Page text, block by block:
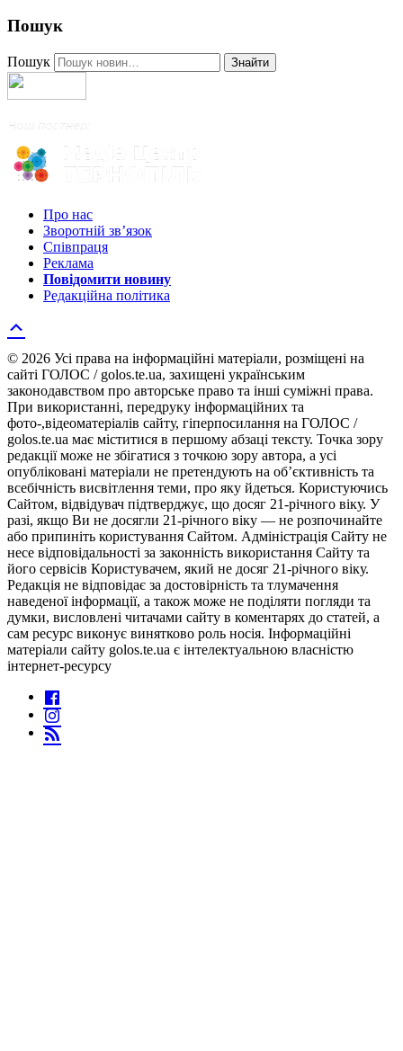
Пошук
Пошук Знайти
Про нас
Зворотній зв’язок
Співпраця
Реклама
Повідомити новину
Редакційна політика
© 2026 Усі права на інформаційні матеріали, розміщені на
сайті ГОЛОС / golos.te.ua, захищені українським
законодавством про авторське право та інші суміжні права.
При використанні, передруку інформаційних та
фото-,відеоматеріалів сайту, гіперпосилання на ГОЛОС /
golos.te.ua має міститися в першому абзаці тексту. Точка зору
редакції може не збігатися з точкою зору автора, а усі
опубліковані матеріали не претендують на об’єктивність та
всебічність висвітлення теми, про яку йдеться. Користуючись
Сайтом, відвідувач підтверджує, що досяг 21-річного віку. У
разі, якщо Ви не досягли 21-річного віку — не розпочинайте
або припиніть користування Сайтом. Адміністрація Сайту не
несе відповідальності за законність використання Сайту та
його сервісів Користувачем, який не досяг 21-річного віку.
Редакція не відповідає за достовірність та тлумачення
наведеної інформації, а також може не поділяти погляди та
думки, висловлені читачами сайту в коментарях до статей, а
сам ресурс виконує винятково роль носія. Інформаційні
матеріали сайту golos.te.ua є інтелектуальною власністю
інтернет-ресурсу